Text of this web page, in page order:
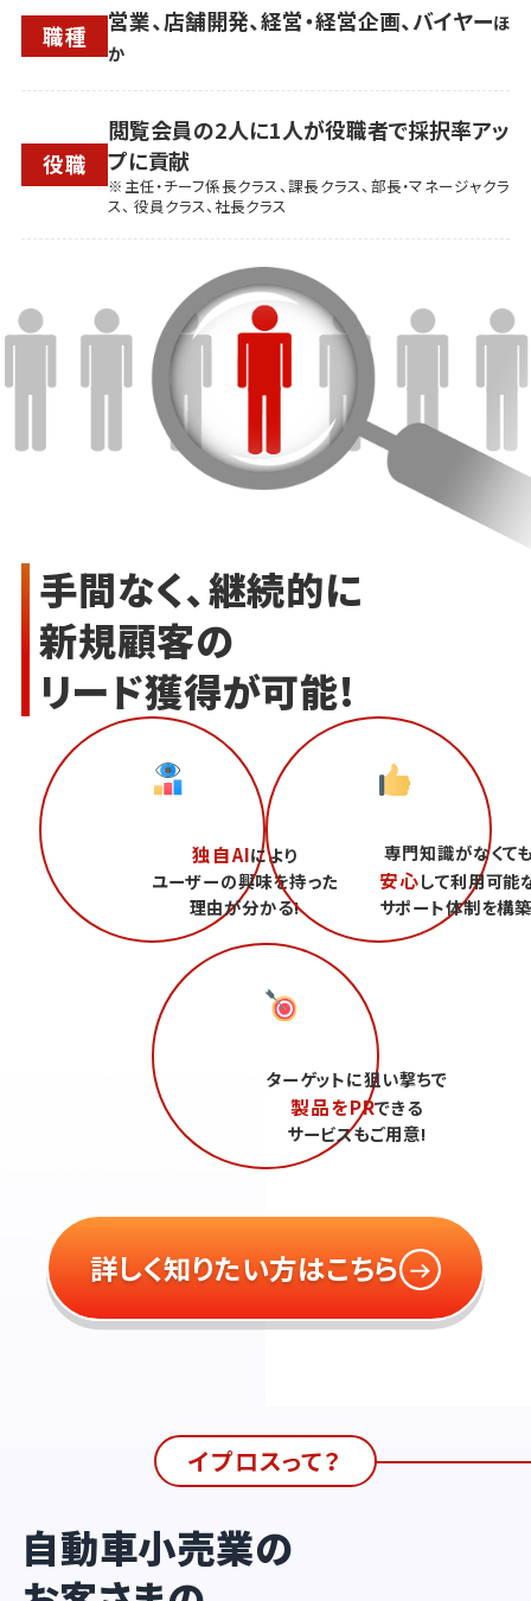
職種 営業、店舗開発、経営・経営企画、バイヤーほ
か
役職
閲覧会員の2人に1人が役職者で採択率アッ
プに貢献
※主任・チーフ係長クラス、課長クラス、部長・マネージャクラ
ス、 役員クラス、社長クラス
手間なく、継続的に
新規顧客の
リード獲得が可能!
独自AIにより
ユーザーの興味を持った
理由が分かる!
専門知識がなくて
安心して利用可能
サポート体制を構
ターゲットに狙い撃ちで
製品をPRできる
サービスもご用意!
詳しく知りたい方はこちら
イプロスって？
自動車小売業の